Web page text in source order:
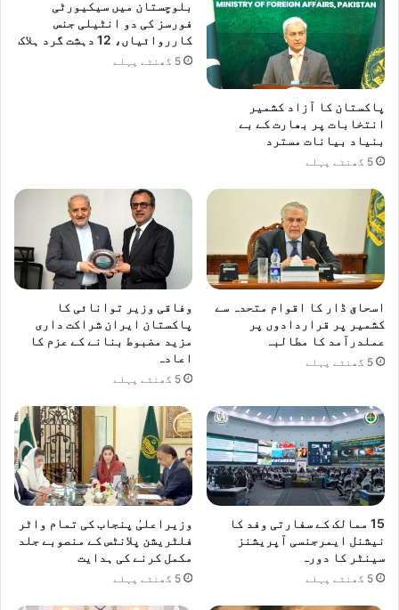
پاکستان کا آزاد کشمیر
انتخابات پر بھارت کے بے
بنیاد بیانات مسترد
5 گھنٹے پہلے
بلوچستان میں سیکیورٹی
فورسز کی دو انٹیلی جنس
کارروائیاں، 12 دہشت گرد ہلاک
5 گھنٹے پہلے
اسحاق ڈار کا اقوام متحدہ سے
کشمیر پر قراردادوں پر
عملدرآمد کا مطالبہ
5 گھنٹے پہلے
وفاقی وزیر توانائی کا
پاکستان ایران شراکت داری
مزید مضبوط بنانے کے عزم کا
اعادہ
5 گھنٹے پہلے
15 ممالک کے سفارتی وفد کا
نیشنل ایمرجنسی آپریشنز
سینٹر کا دورہ
5 گھنٹے پہلے
وزیراعلیٰ پنجاب کی تمام واٹر
فلٹریشن پلانٹس کے منصوبے جلد
مکمل کرنے کی ہدایت
5 گھنٹے پہلے